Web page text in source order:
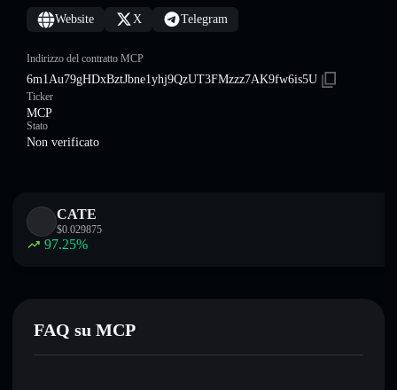
Website X Telegram
Indirizzo del contratto MCP
6m1Au79gHDxBztJbne1yhj9QzUT3FMzzz7AK9fw6is5U
Ticker
MCP
Stato
Non verificato
CATE
$0.029875
97.25%
FAQ su MCP